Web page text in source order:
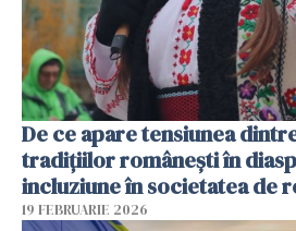
De ce apare tensiunea
tradițiilor românești în
incluziune în societatea de
19 FEBRUARIE 2026